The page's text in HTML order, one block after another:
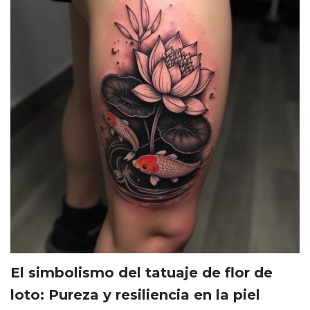
El simbolismo del tatuaje de flor de
loto: Pureza y resiliencia en la piel